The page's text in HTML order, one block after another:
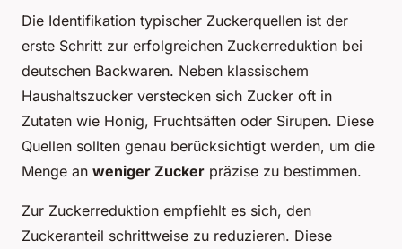
Die Identifikation typischer Zuckerquellen ist der
erste Schritt zur erfolgreichen Zuckerreduktion bei
deutschen Backwaren. Neben klassischem
Haushaltszucker verstecken sich Zucker oft in
Zutaten wie Honig, Fruchtsäften oder Sirupen. Diese
Quellen sollten genau berücksichtigt werden, um die
Menge an weniger Zucker präzise zu bestimmen.
Zur Zuckerreduktion empfiehlt es sich, den
Zuckeranteil schrittweise zu reduzieren. Diese